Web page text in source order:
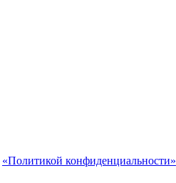
«Политикой конфиденциальности»